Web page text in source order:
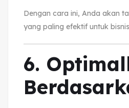
Dengan cara ini, Anda akan
yang paling efektif untuk
6.